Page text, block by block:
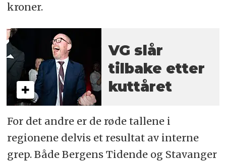
kroner.
VG slår
tilbake etter
kuttåret
For det andre er de røde tallene i
regionene delvis et resultat av interne
grep. Både Bergens Tidende og Stavanger